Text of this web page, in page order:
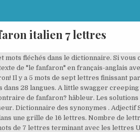
italien 7 lettres
fléchés dans le dictionnaire. Si
de "le fanfaron" en français-anglais
Il y a 5 mots de sept lettres finissant
28 langues. A little swagger
de fanfaron? hâbleur. Les
Dictionnaire des synonymes .
une grille de 16 lettres. Nombre de
de 7 lettres terminant avec les lettres